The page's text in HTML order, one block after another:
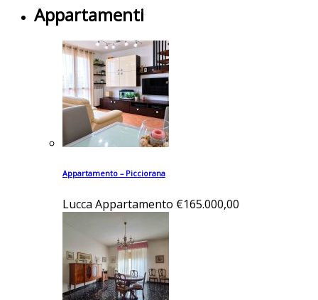
Appartamenti
Appartamento – Picciorana
Lucca Appartamento €165.000,00